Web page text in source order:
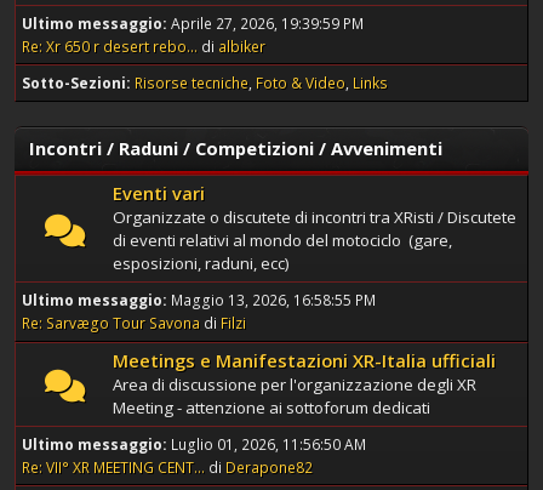
Ultimo messaggio: Aprile 27, 2026, 19:39:59 PM
Re: Xr 650 r desert rebo... di albiker
Sotto-Sezioni Risorse tecniche Foto & Video Links
Incontri / Raduni / Competizioni / Avvenimenti
Eventi vari
Organizzate o discutete di incontri tra XRisti / Discutete
di eventi relativi al mondo del motociclo (gare,
esposizioni, raduni, ecc)
Ultimo messaggio: Maggio 13, 2026, 16:58:55 PM
Re: Sarvægo Tour Savona di Filzi
Meetings e Manifestazioni XR-Italia ufficiali
Area di discussione per l'organizzazione degli XR
Meeting - attenzione ai sottoforum dedicati
Ultimo messaggio: Luglio 01, 2026, 11:56:50 AM
Re: VII° XR MEETING CENT... di Derapone82